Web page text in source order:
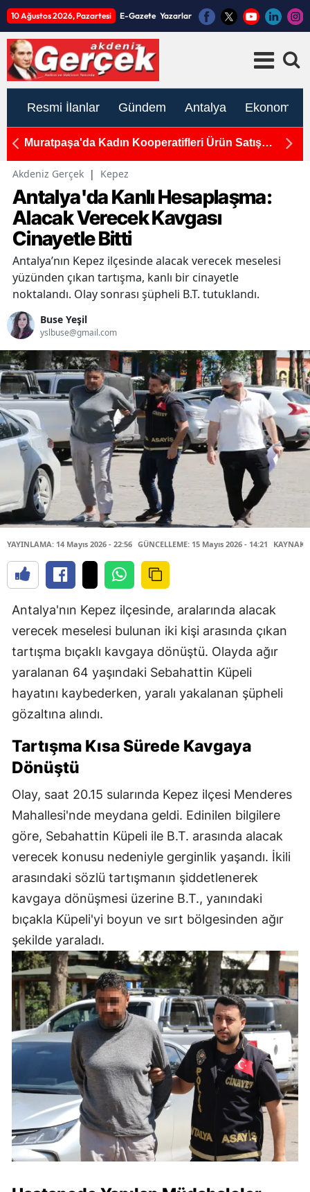
10 Ağustos 2026, Pazartesi E-Gazete Yazarlar
Resmi İlanlar Gündem Antalya Ekonomi
Muratpaşa'da Kadın Kooperatifleri Ürün Satış
Akdeniz Gerçek | Kepez
Antalya'da Kanlı Hesaplaşma:
Alacak Verecek Kavgası
Cinayetle Bitti
Antalya’nın Kepez ilçesinde alacak verecek meselesi
yüzünden çıkan tartışma, kanlı bir cinayetle
noktalandı. Olay sonrası şüpheli B.T. tutuklandı.
Buse Yeşil
yslbuse@gmail.com
YAYINLAMA: 14 Mayıs 2026 - 22:56 GÜNCELLEME: 15 Mayıs 2026 - 14:21 KAYNAK:
Antalya'nın Kepez ilçesinde, aralarında alacak
verecek meselesi bulunan iki kişi arasında çıkan
tartışma bıçaklı kavgaya dönüştü. Olayda ağır
yaralanan 64 yaşındaki Sebahattin Küpeli
hayatını kaybederken, yaralı yakalanan şüpheli
gözaltına alındı.
Tartışma Kısa Sürede Kavgaya
Dönüştü
Olay, saat 20.15 sularında Kepez ilçesi Menderes
Mahallesi'nde meydana geldi. Edinilen bilgilere
göre, Sebahattin Küpeli ile B.T. arasında alacak
verecek konusu nedeniyle gerginlik yaşandı. İkili
arasındaki sözlü tartışmanın şiddetlenerek
kavgaya dönüşmesi üzerine B.T., yanındaki
bıçakla Küpeli'yi boyun ve sırt bölgesinden ağır
şekilde yaraladı.